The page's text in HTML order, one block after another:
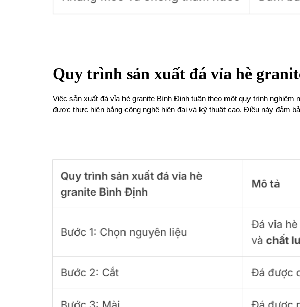
Quy trình sản xuất đá vỉa hè
Việc sản xuất đá vỉa hè granite Bình Định tuân theo một quy trình
được thực hiện bằng công nghệ hiện đại và kỹ thuật cao. Điều này đảm